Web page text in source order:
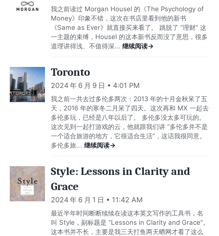
我之前读过 Morgan Housel 的《The Psychology of
Money》印象不错，这次在书店里看到他的新书
《Same as Ever》就直接买来看了。 跳脱了 “理财” 这
一主题的束缚，Housel 的这本新书反而没了意思，很多
道理讲得浅、不值得深... 继续阅读→
Toronto
2024 年 6 月 9 日 • 4:01 PM
我之前一共去过多伦多两次：2013 年的十月金秋呆了五
天，2016 年的寒冬二月呆了四天。这次再和 MX 一起去
多伦多玩，已经是八年以后了。 多伦多没太多可玩的。
这次见到一起打游戏的云，他就跟我们讲 “多伦多并不是
一个适合旅游的地方，它很适合生活”，这话我很同意。
多伦多旅... 继续阅读→
Style: Lessons in Clarity and
Grace
2024 年 6 月 1 日 • 11:42 AM
最近半年时间断断续续在读这本英文写作的工具书，名
叫 Style，副标题是 “Lessons in Clarity and Grace”。
这本书并不长，主要是我三天打鱼两天晒网才看了这么